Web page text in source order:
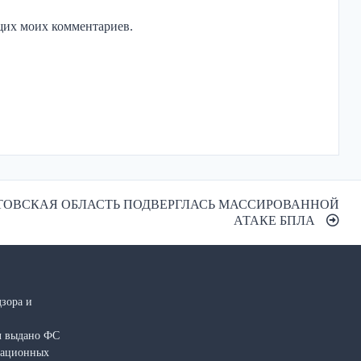
моих комментариев.
ОБЛАСТЬ ПОДВЕРГЛАСЬ МАССИРОВАННОЙ
АТАКЕ БПЛА
и
выдано ФС